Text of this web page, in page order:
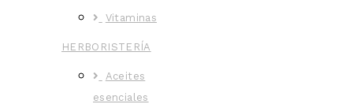
Vitaminas
HERBORISTERÍA
Aceites
esenciales